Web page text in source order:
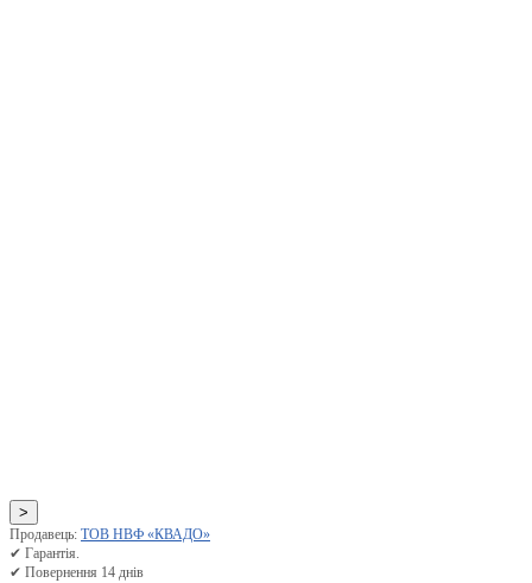
>
Продавець: ТОВ НВФ «КВАДО»
✔ Гарантія.
✔ Повернення 14 днів